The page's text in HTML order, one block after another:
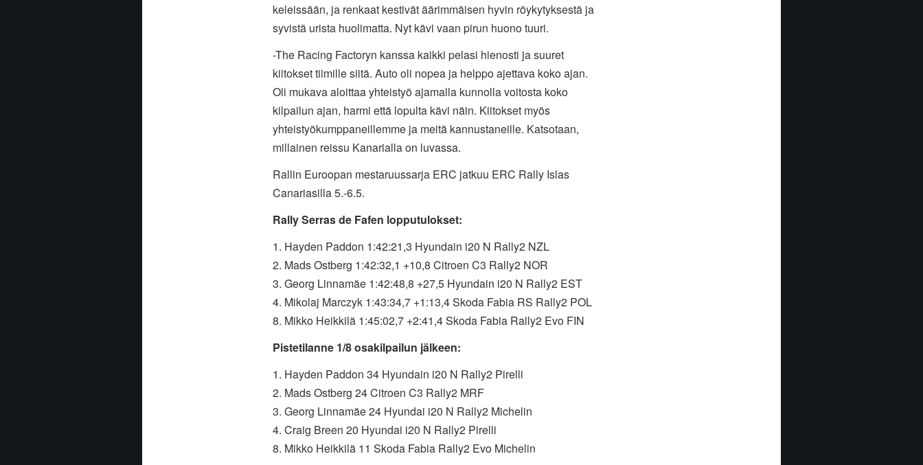
keleissään, ja renkaat kestivät äärimmäisen hyvin röykytyksestä ja
syvistä urista huolimatta. Nyt kävi vaan pirun huono tuuri.
-The Racing Factoryn kanssa kaikki pelasi hienosti ja suuret
kiitokset tiimille siitä. Auto oli nopea ja helppo ajettava koko ajan.
Oli mukava aloittaa yhteistyö ajamalla kunnolla voitosta koko
kilpailun ajan, harmi että lopulta kävi näin. Kiitokset myös
yhteistyökumppaneillemme ja meitä kannustaneille. Katsotaan,
millainen reissu Kanarialla on luvassa.
Rallin Euroopan mestaruussarja ERC jatkuu ERC Rally Islas
Canariasilla 5.-6.5.
Rally Serras de Fafen lopputulokset:
1. Hayden Paddon 1:42:21,3 Hyundain i20 N Rally2 NZL
2. Mads Ostberg 1:42:32,1 +10,8 Citroen C3 Rally2 NOR
3. Georg Linnamäe 1:42:48,8 +27,5 Hyundain i20 N Rally2 EST
4. Mikolaj Marczyk 1:43:34,7 +1:13,4 Skoda Fabia RS Rally2 POL
8. Mikko Heikkilä 1:45:02,7 +2:41,4 Skoda Fabia Rally2 Evo FIN
Pistetilanne 1/8 osakilpailun jälkeen:
1. Hayden Paddon 34 Hyundain i20 N Rally2 Pirelli
2. Mads Ostberg 24 Citroen C3 Rally2 MRF
3. Georg Linnamäe 24 Hyundai i20 N Rally2 Michelin
4. Craig Breen 20 Hyundai i20 N Rally2 Pirelli
8. Mikko Heikkilä 11 Skoda Fabia Rally2 Evo Michelin